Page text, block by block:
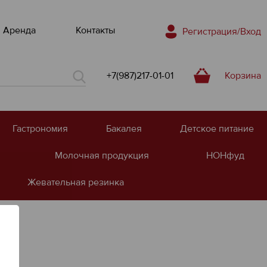
Аренда Контакты Регистрация/Вход
+7(987)217-01-01 Корзина
Гастрономия Бакалея Детское питание
Молочная продукция НОНфуд
Жевательная резинка